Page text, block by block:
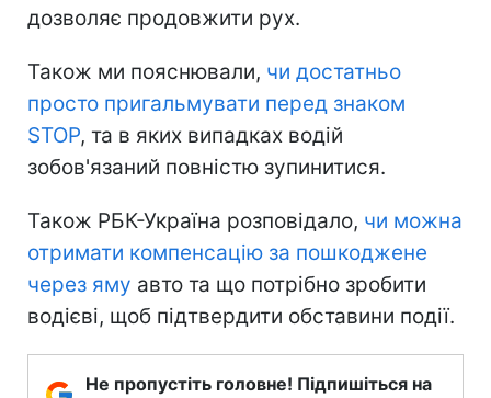
дозволяє продовжити рух.
Також ми пояснювали, чи достатньо
просто пригальмувати перед знаком
STOP, та в яких випадках водій
зобов'язаний повністю зупинитися.
Також РБК-Україна розповідало, чи можна
отримати компенсацію за пошкоджене
через яму авто та що потрібно зробити
водієві, щоб підтвердити обставини події.
Не пропустіть головне! Підпишіться на